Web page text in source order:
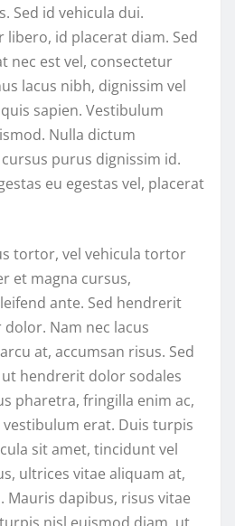
Sed id vehicula dui.
id placerat diam. Sed
nec est vel, consectetur
lacus nibh, dignissim vel
sapien. Vestibulum
Nulla dictum
purus dignissim id.
eu egestas vel, placerat
tortor, vel vehicula tortor
et magna cursus,
ante. Sed hendrerit
Nam nec lacus
at, accumsan risus. Sed
hendrerit dolor sodales
pharetra, fringilla enim ac,
erat. Duis turpis
sit amet, tincidunt vel
ultrices vitae aliquam at,
dapibus, risus vitae